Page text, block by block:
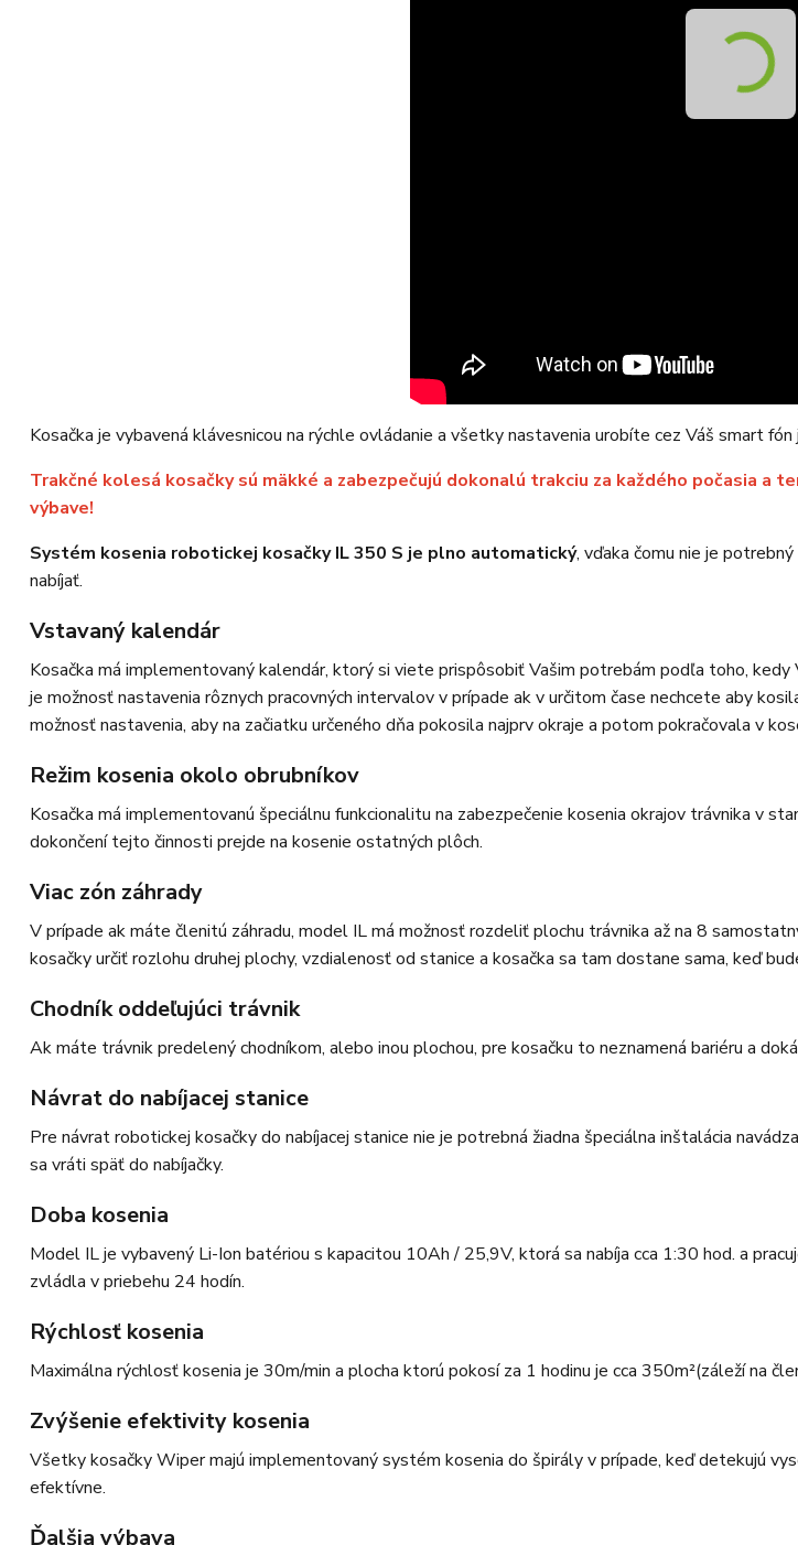
Kosačka je vybavená klávesnicou na rýchle ovládanie a všetky nastavenia urobíte cez Váš smart
Trakčné kolesá kosačky sú mäkké a zabezpečujú dokonalú trakciu za každého počasia a
výbave!
Systém kosenia robotickej kosačky IL 350 S je plno automatický, vďaka čomu nie je
nabíjať.
Vstavaný kalendár
Kosačka má implementovaný kalendár, ktorý si viete prispôsobiť Vašim potrebám podľa toho,
je možnosť nastavenia rôznych pracovných intervalov v prípade ak v určitom čase nechcete aby
možnosť nastavenia, aby na začiatku určeného dňa pokosila najprv okraje a potom pokračovala v
Režim kosenia okolo obrubníkov
Kosačka má implementovanú špeciálnu funkcionalitu na zabezpečenie kosenia okrajov trávnika v
dokončení tejto činnosti prejde na kosenie ostatných plôch.
Viac zón záhrady
V prípade ak máte členitú záhradu, model IL má možnosť rozdeliť plochu trávnika až na 8
kosačky určiť rozlohu druhej plochy, vzdialenosť od stanice a kosačka sa tam dostane sama, keď
Chodník oddeľujúci trávnik
Ak máte trávnik predelený chodníkom, alebo inou plochou, pre kosačku to neznamená bariéru a
Návrat do nabíjacej stanice
Pre návrat robotickej kosačky do nabíjacej stanice nie je potrebná žiadna špeciálna inštalácia
sa vráti späť do nabíjačky.
Doba kosenia
Model IL je vybavený Li-Ion batériou s kapacitou 10Ah / 25,9V, ktorá sa nabíja cca 1:30 hod. a
zvládla v priebehu 24 hodín.
Rýchlosť kosenia
Maximálna rýchlosť kosenia je 30m/min a plocha ktorú pokosí za 1 hodinu je cca 350m²(záleží na
Zvýšenie efektivity kosenia
Všetky kosačky Wiper majú implementovaný systém kosenia do špirály v prípade, keď detekujú
efektívne.
Ďalšia výbava